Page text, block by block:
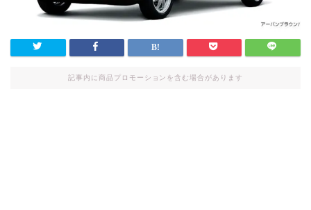
記事内に商品プロモーションを含む場合があります